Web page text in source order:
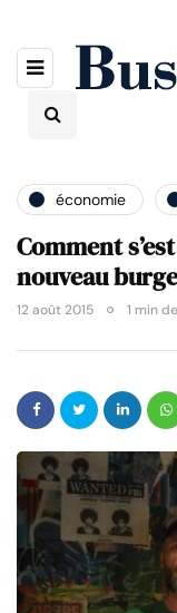
économie
Comment
nouveau
12 août 2015 1 min